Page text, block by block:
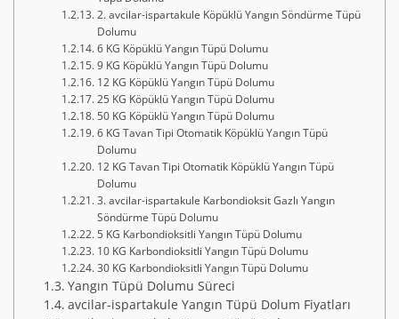
2. avcilar-ispartakule Köpüklü Yangın Söndürme Tüpü
Dolumu
6 KG Köpüklü Yangın Tüpü Dolumu
9 KG Köpüklü Yangın Tüpü Dolumu
12 KG Köpüklü Yangın Tüpü Dolumu
25 KG Köpüklü Yangın Tüpü Dolumu
50 KG Köpüklü Yangın Tüpü Dolumu
6 KG Tavan Tipi Otomatik Köpüklü Yangın Tüpü
Dolumu
12 KG Tavan Tipi Otomatik Köpüklü Yangın Tüpü
Dolumu
3. avcilar-ispartakule Karbondioksit Gazlı Yangın
Söndürme Tüpü Dolumu
5 KG Karbondioksitli Yangın Tüpü Dolumu
10 KG Karbondioksitli Yangın Tüpü Dolumu
30 KG Karbondioksitli Yangın Tüpü Dolumu
Yangın Tüpü Dolumu Süreci
avcilar-ispartakule Yangın Tüpü Dolum Fiyatları